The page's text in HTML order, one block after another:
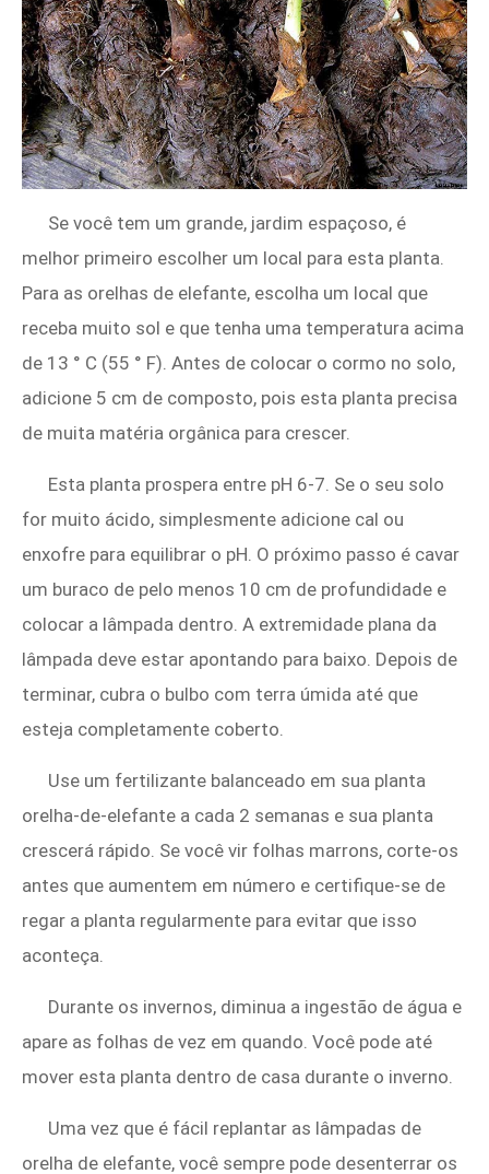
Se você tem um grande, jardim espaçoso, é
melhor primeiro escolher um local para esta planta.
Para as orelhas de elefante, escolha um local que
receba muito sol e que tenha uma temperatura acima
de 13 ° C (55 ° F). Antes de colocar o cormo no solo,
adicione 5 cm de composto, pois esta planta precisa
de muita matéria orgânica para crescer.
Esta planta prospera entre pH 6-7. Se o seu solo
for muito ácido, simplesmente adicione cal ou
enxofre para equilibrar o pH. O próximo passo é cavar
um buraco de pelo menos 10 cm de profundidade e
colocar a lâmpada dentro. A extremidade plana da
lâmpada deve estar apontando para baixo. Depois de
terminar, cubra o bulbo com terra úmida até que
esteja completamente coberto.
Use um fertilizante balanceado em sua planta
orelha-de-elefante a cada 2 semanas e sua planta
crescerá rápido. Se você vir folhas marrons, corte-os
antes que aumentem em número e certifique-se de
regar a planta regularmente para evitar que isso
aconteça.
Durante os invernos, diminua a ingestão de água e
apare as folhas de vez em quando. Você pode até
mover esta planta dentro de casa durante o inverno.
Uma vez que é fácil replantar as lâmpadas de
orelha de elefante, você sempre pode desenterrar os